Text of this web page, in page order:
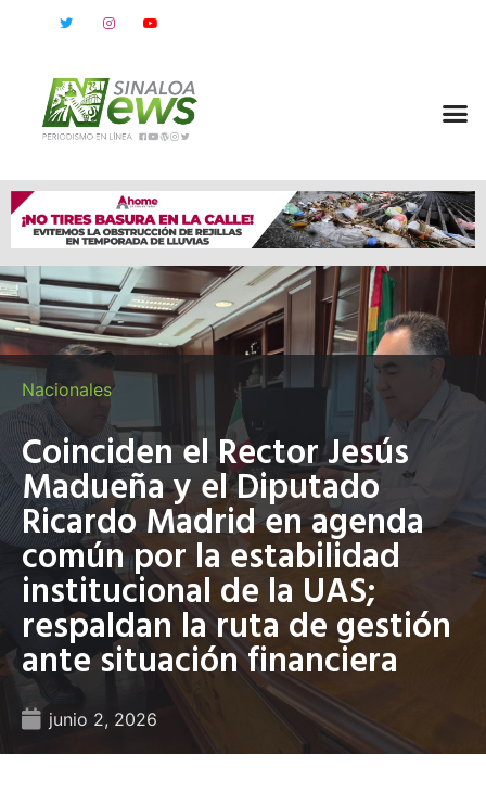
Nacionales
Coinciden el Rector Jesús
Madueña y el Diputado
Ricardo Madrid en agenda
común por la estabilidad
institucional de la UAS;
respaldan la ruta de gestión
ante situación financiera
junio 2, 2026